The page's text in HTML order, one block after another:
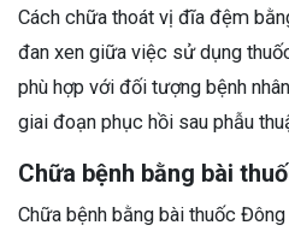
Cách chữa thoát vị đĩa đệm
đan xen giữa việc sử dụng
phù hợp với đối tượng bệnh
giai đoạn phục hồi sau phẫu
Chữa bệnh bằng bài
Chữa bệnh bằng bài thuốc